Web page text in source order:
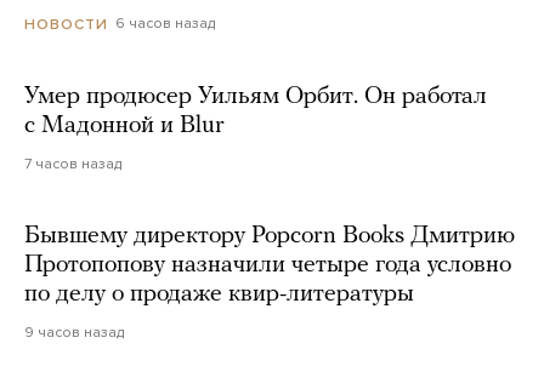
НОВОСТИ 6 часов назад
Умер продюсер Уильям Орбит. Он работал
с Мадонной и Blur
7 часов назад
Бывшему директору Popcorn Books Дмитрию
Протопопову назначили четыре года условно
по делу о продаже квир-литературы
9 часов назад